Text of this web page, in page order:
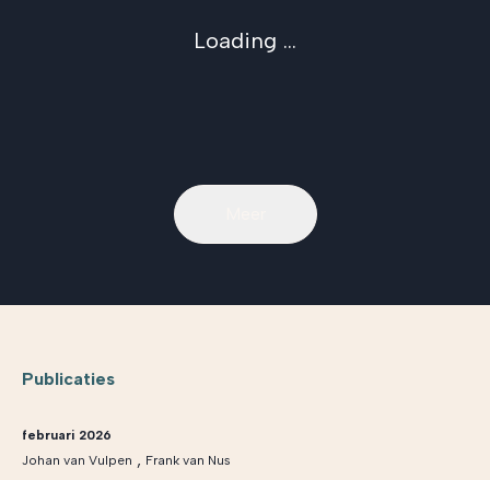
Loading ...
Publicaties
februari 2026
Johan van Vulpen , Frank van Nus